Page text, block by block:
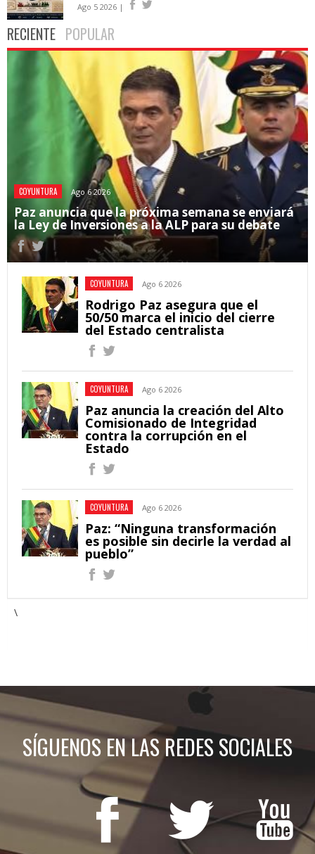
Ago 5 2026 |
RECIENTE POPULAR
COYUNTURA Ago 6 2026
Paz anuncia que la próxima semana se enviará
la Ley de Inversiones a la ALP para su debate
COYUNTURA Ago 6 2026
Rodrigo Paz asegura que el
50/50 marca el inicio del cierre
del Estado centralista
COYUNTURA Ago 6 2026
Paz anuncia la creación del Alto
Comisionado de Integridad
contra la corrupción en el
Estado
COYUNTURA Ago 6 2026
Paz: “Ninguna transformación
es posible sin decirle la verdad al
pueblo”
\
SÍGUENOS EN LAS REDES SOCIALES